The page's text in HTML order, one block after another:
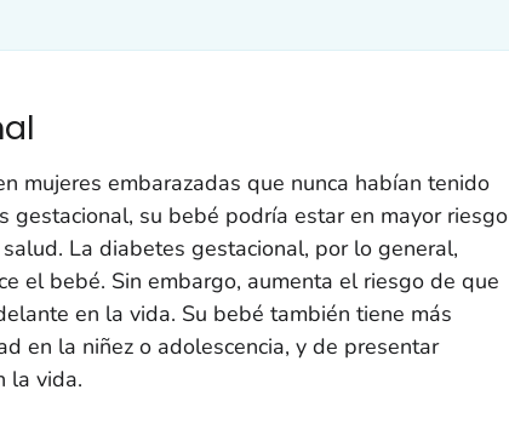
mujeres embarazadas que nunca habían tenido
gestacional, su bebé podría estar en mayor riesgo
La diabetes gestacional, por lo general,
el bebé. Sin embargo, aumenta el riesgo de que
en la vida. Su bebé también tiene más
en la niñez o adolescencia, y de presentar
la vida.